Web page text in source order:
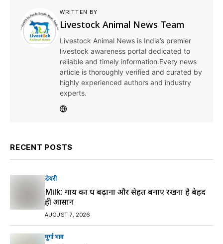
WRITTEN BY
Livestock Animal News Team
Livestock Animal News is India’s premier
livestock awareness portal dedicated to
reliable and timely information.Every news
article is thoroughly verified and curated by
highly experienced authors and industry
experts.
RECENT POSTS
डेयरी
Milk: गाय का दूध बढ़ाना और सेहत बनाए रखना है बेहद
ही आसान
AUGUST 7, 2026
मुर्गा भाव